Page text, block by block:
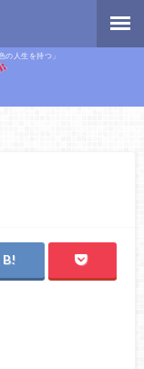
の人生を持つ」